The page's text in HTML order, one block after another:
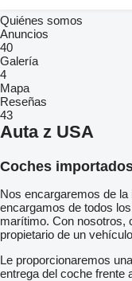
Quiénes somos
Anuncios
40
Galería
4
Mapa
Reseñas
43
Auta z USA
Coches
Nos encargaremos de
encargamos de todos
marítimo. Con nosotros,
propietario de un
Le proporcionaremos
entrega del coche frente